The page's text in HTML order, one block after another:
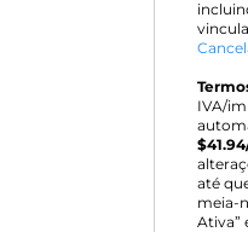
IVA/
$41.94
até
meia-
Ativa”